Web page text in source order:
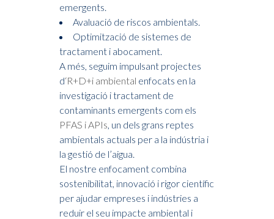
emergents.
Avaluació de riscos ambientals.
Optimització de sistemes de
tractament i abocament.
A més, seguim impulsant projectes
d‘R+D+i ambiental enfocats en la
investigació i tractament de
contaminants emergents com els
PFAS i APIs, un dels grans reptes
ambientals actuals per a la indústria i
la gestió de l’aigua.
El nostre enfocament combina
sostenibilitat, innovació i rigor científic
per ajudar empreses i indústries a
reduir el seu impacte ambiental i